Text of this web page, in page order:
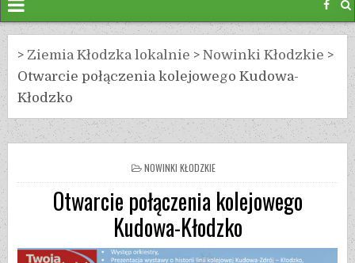
> Ziemia Kłodzka lokalnie >Nowinki Kłodzkie >
Otwarcie połączenia kolejowego Kudowa-
Kłodzko
NOWINKI KŁODZKIE
Otwarcie połączenia kolejowego
Kudowa-Kłodzko